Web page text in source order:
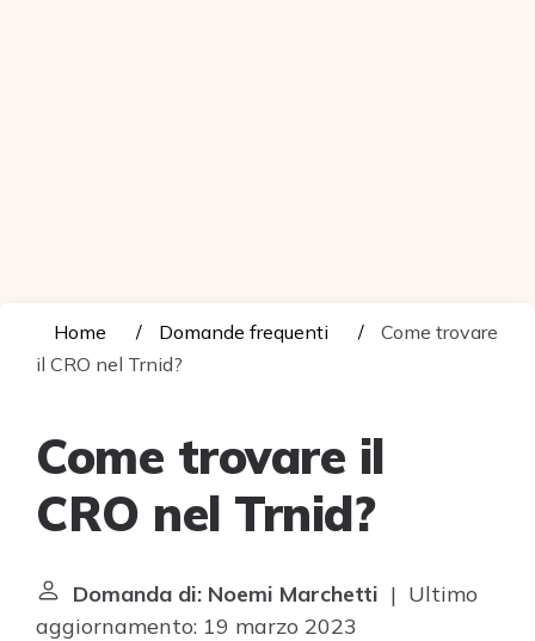
Home Domande frequenti
Come trovare
il CRO nel Trnid?
Come trovare il
CRO nel Trnid?
Domanda di: Noemi Marchetti | Ultimo
aggiornamento: 19 marzo 2023